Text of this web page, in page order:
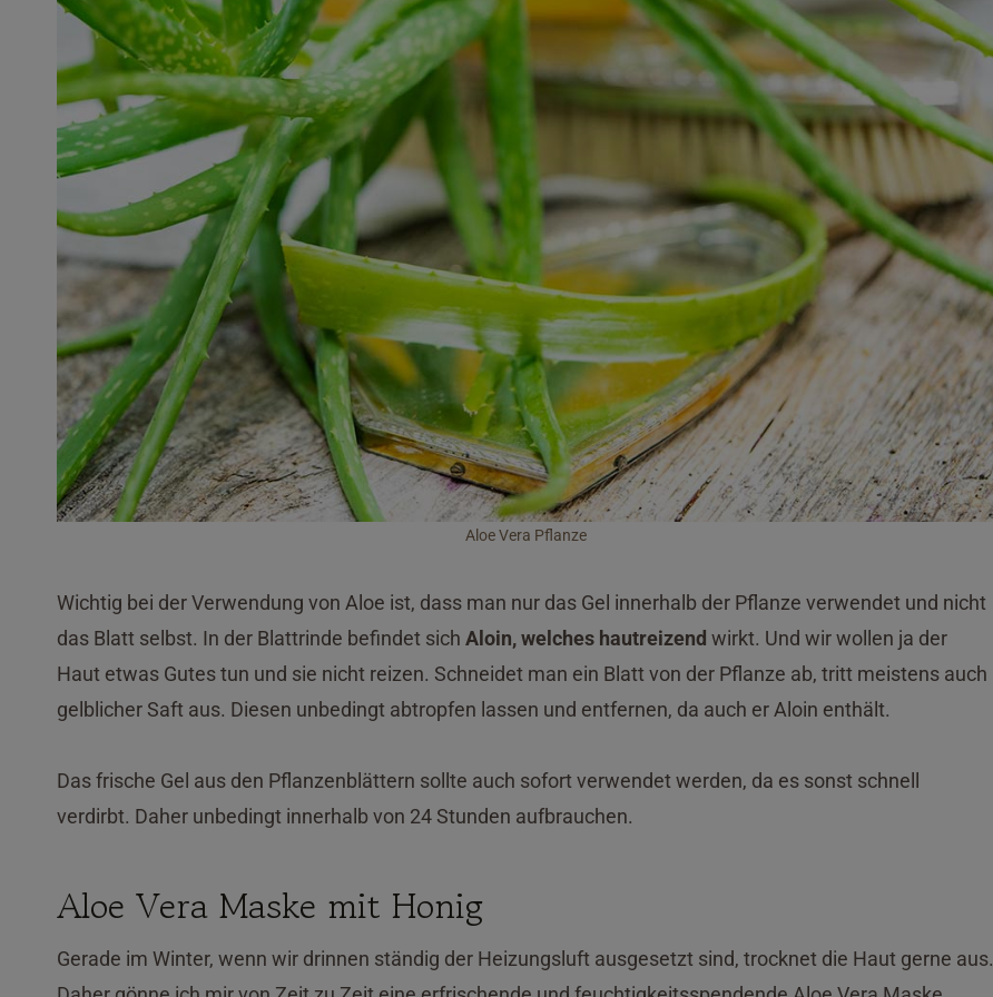
Aloe Vera Pflanze
Wichtig bei der Verwendung von Aloe ist, dass man nur das Gel innerhalb der Pflanze verwendet und nicht
das Blatt selbst. In der Blattrinde befindet sich Aloin, welches hautreizend wirkt. Und wir wollen ja der
Haut etwas Gutes tun und sie nicht reizen. Schneidet man ein Blatt von der Pflanze ab, tritt meistens auch
gelblicher Saft aus. Diesen unbedingt abtropfen lassen und entfernen, da auch er Aloin enthält.
Das frische Gel aus den Pflanzenblättern sollte auch sofort verwendet werden, da es sonst schnell
verdirbt. Daher unbedingt innerhalb von 24 Stunden aufbrauchen.
Aloe Vera Maske mit Honig
Gerade im Winter, wenn wir drinnen ständig der Heizungsluft ausgesetzt sind, trocknet die Haut gerne aus.